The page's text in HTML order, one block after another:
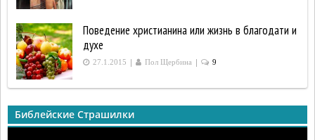
Поведение христианина или жизнь в благодати и
духе
27.1.2015 | Пол Щербина | 9
Библейские Страшилки